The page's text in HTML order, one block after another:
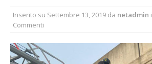
Il Piemonte ha avviato la
Crisi idrica: il Comune di
alcune limitazioni
Inserito su Settembre 13, 2019 da netadmin
Commenti